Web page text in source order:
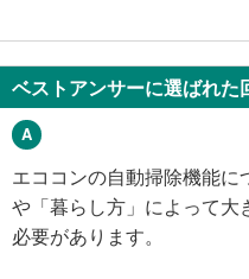
ベストアンサーに選ばれた
エココンの自動掃除機能に
や「暮らし方」によって大
必要があります。